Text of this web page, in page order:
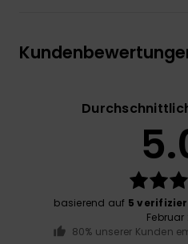
basierend auf 5
Februar
80% unserer Kunden